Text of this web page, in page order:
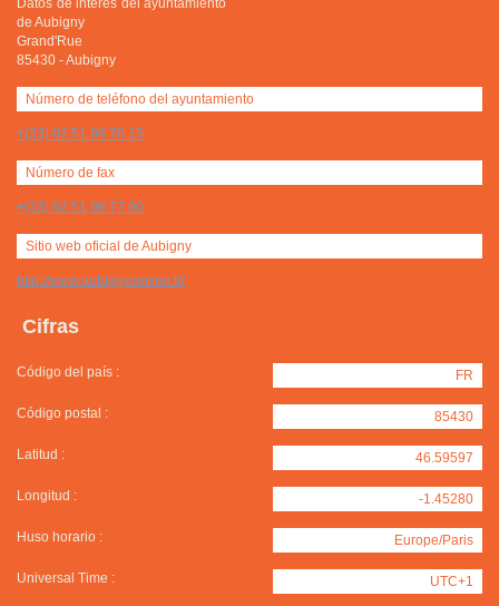
Datos de intéres del ayuntamiento
de Aubigny
Grand'Rue
85430 -Aubigny
Número de teléfono del ayuntamiento
+(33) 02 51 98 70 15
Número de fax
+(33) 02 51 98 77 90
Sitio web oficial de Aubigny
http://www.aubigny.online.fr/
Cifras
Código del país : FR
Código postal : 85430
Latitud : 46.59597
Longitud : -1.45280
Huso horario : Europe/Paris
Universal Time : UTC+1